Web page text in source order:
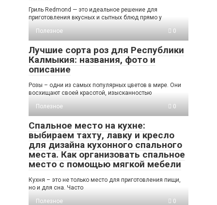
Гриль Redmond — это идеальное решение для
приготовления вкусных и сытных блюд прямо у
Полезное
0
Лучшие сорта роз для Республики
Калмыкия: названия, фото и
описание
Розы – одни из самых популярных цветов в мире. Они
восхищают своей красотой, изысканностью
Полезное
0
Спальное место на кухне:
выбираем тахту, лавку и кресло
для дизайна кухонного спального
места. Как организовать спальное
место с помощью мягкой мебели
Кухня – это не только место для приготовления пищи,
но и для сна. Часто
Полезное
0